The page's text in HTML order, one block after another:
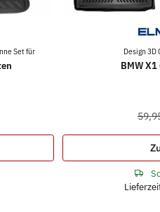
Set für Design
BMW